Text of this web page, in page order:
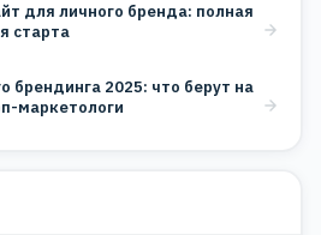
для личного бренда: полная
старта
брендинга 2025: что берут на
маркетологи